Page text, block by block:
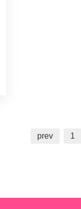
prev 1